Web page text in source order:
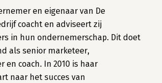
en eigenaar van De
coacht en adviseert zij
in hun ondernemerschap. Dit doet
als senior marketeer,
en coach. In 2010 is haar
naar het succes van